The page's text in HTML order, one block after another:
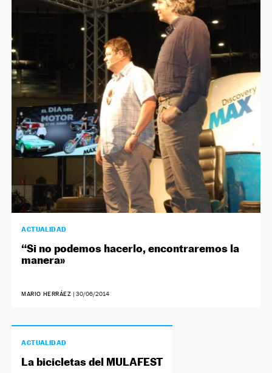
ACTUALIDAD
“Si no podemos hacerlo, encontraremos la
manera»
MARIO HERRÁEZ | 30/06/2014
ACTUALIDAD
La bicicletas del MULAFEST